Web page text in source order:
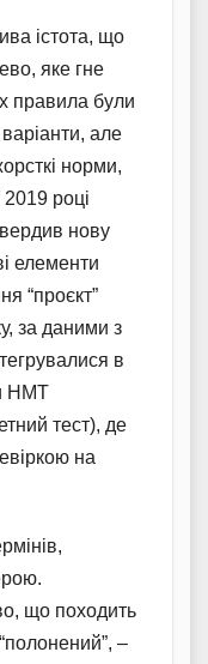
істота, що
яке гне
правила були
але
норми,
2019 році
нову
елементи
“проєкт”
за даними з
в
НМТ
тест), де
на
що походить
–